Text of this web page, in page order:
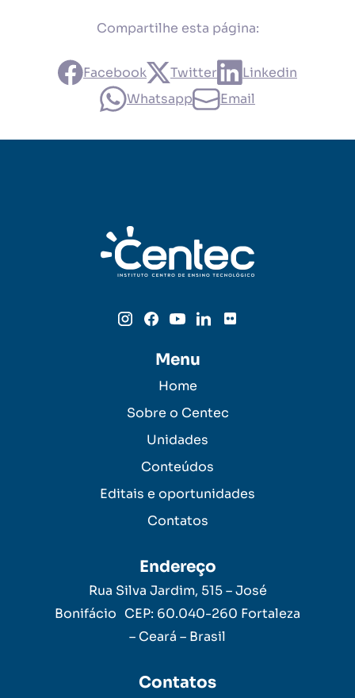
Compartilhe esta página:
Facebook Twitter
Linkedin
Whatsapp
Email
Menu
Home
Sobre o Centec
Unidades
Conteúdos
Editais e oportunidades
Contatos
Endereço
Rua Silva Jardim, 515 – José
Bonifácio CEP: 60.040-260 Fortaleza
– Ceará – Brasil
Contatos